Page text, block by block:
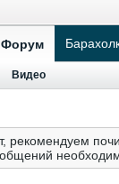
Форум
Видео
рекомендуем